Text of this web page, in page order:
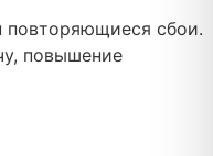
повторяющиеся сбои.
повышение